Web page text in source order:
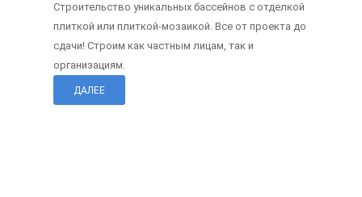
Строительство уникальных бассейнов с отделкой
плиткой или плиткой-мозаикой. Все от проекта до
сдачи! Строим как частным лицам, так и
организациям.
ДАЛЕЕ